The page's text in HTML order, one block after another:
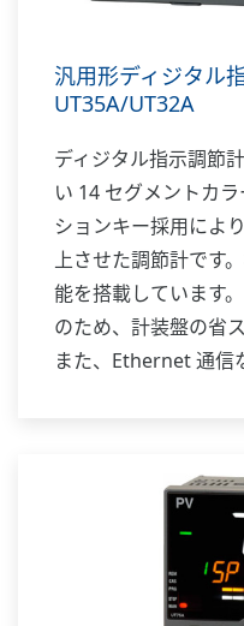
汎用形ディジタル
UT35A/UT32A
ディジタル指示調節
い 14 セグメントカ
ションキー採用によ
上させた調節計です
能を搭載しています
のため、計装盤の省
また、Ethernet 通信